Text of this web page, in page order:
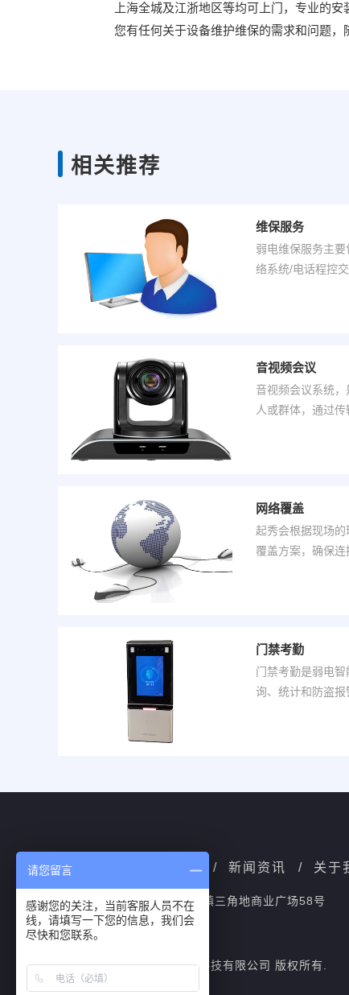
上海全城及江浙地区等均可上门，专业的
您有任何关于设备维护维保的需求和问题，
相关推荐
维保服务
弱电维保服务主
络系统/电话程控交
音视频会议
音视频会议系统
人或群体，通过
网络覆盖
起秀会根据现场
覆盖方案，确保
门禁考勤
门禁考勤是弱电
询、统计和防盗
服务项目 成功案例 / 新闻资讯 / 关于
公司地址：上海松江区叶榭镇三角地商业广场58号
沪ICP备18045548号-1
Copyright@上海起秀网络科技有限公司 版权所有.
请您留言
感谢您的关注，当前客服人员不在
线，请填写一下您的信息，我们会
尽快和您联系。